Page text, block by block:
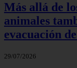
Más allá de
animales
evacuación
29/07/2026